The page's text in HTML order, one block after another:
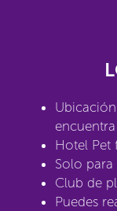
Hotel Pet
Solo para
Club de
Puedes